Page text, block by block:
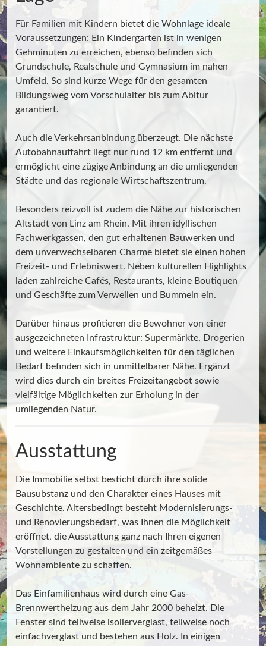
Für Familien mit Kindern bietet die Wohnlage ideale
Voraussetzungen: Ein Kindergarten ist in wenigen
Gehminuten zu erreichen, ebenso befinden sich
Grundschule, Realschule und Gymnasium im nahen
Umfeld. So sind kurze Wege für den gesamten
Bildungsweg vom Vorschulalter bis zum Abitur
garantiert.
Auch die Verkehrsanbindung überzeugt. Die nächste
Autobahnauffahrt liegt nur rund 12 km entfernt und
ermöglicht eine zügige Anbindung an die umliegenden
Städte und das regionale Wirtschaftszentrum.
Besonders reizvoll ist zudem die Nähe zur historischen
Altstadt von Linz am Rhein. Mit ihren idyllischen
Fachwerkgassen, den gut erhaltenen Bauwerken und
dem unverwechselbaren Charme bietet sie einen hohen
Freizeit- und Erlebniswert. Neben kulturellen Highlights
laden zahlreiche Cafés, Restaurants, kleine Boutiquen
und Geschäfte zum Verweilen und Bummeln ein.
Darüber hinaus profitieren die Bewohner von einer
ausgezeichneten Infrastruktur: Supermärkte, Drogerien
und weitere Einkaufsmöglichkeiten für den täglichen
Bedarf befinden sich in unmittelbarer Nähe. Ergänzt
wird dies durch ein breites Freizeitangebot sowie
vielfältige Möglichkeiten zur Erholung in der
umliegenden Natur.
Ausstattung
Die Immobilie selbst besticht durch ihre solide
Bausubstanz und den Charakter eines Hauses mit
Geschichte. Altersbedingt besteht Modernisierungs-
und Renovierungsbedarf, was Ihnen die Möglichkeit
eröffnet, die Ausstattung ganz nach Ihren eigenen
Vorstellungen zu gestalten und ein zeitgemäßes
Wohnambiente zu schaffen.
Das Einfamilienhaus wird durch eine Gas-
Brennwertheizung aus dem Jahr 2000 beheizt. Die
Fenster sind teilweise isolierverglast, teilweise noch
einfachverglast und bestehen aus Holz. In einigen